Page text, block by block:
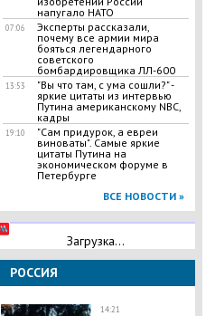
напугало НАТО
07:06
Эксперты рассказали,
почему все армии мира
бояться легендарного
советского
бомбардировщика ЛЛ-600
13:53
"Вы что там, с ума сошли?" -
яркие цитаты из интервью
Путина американскому NBC,
кадры
19:10
"Сам придурок, а евреи
виноваты". Самые яркие
цитаты Путина на
экономическом форуме в
Петербурге
ВСЕ НОВОСТИ »
Загрузка...
РОССИЯ
14:21